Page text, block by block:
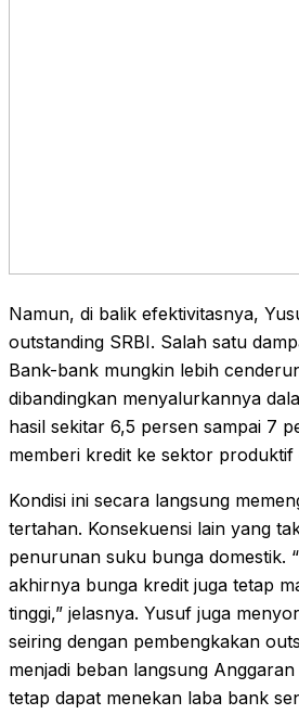
Namun, di balik efektivitasnya,
outstanding SRBI. Salah satu
Bank-bank mungkin lebih
dibandingkan menyalurkannya
hasil sekitar 6,5 persen sampai 7
memberi kredit ke sektor
Kondisi ini secara langsung
tertahan. Konsekuensi lain yang
penurunan suku bunga domestik. “
akhirnya bunga kredit juga tetap
tinggi,” jelasnya. Yusuf juga
seiring dengan pembengkakan
menjadi beban langsung
tetap dapat menekan laba bank